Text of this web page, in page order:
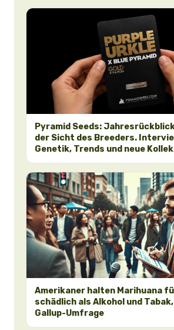
Pyramid Seeds:
der Sicht des Breeders.
Genetik, Trends und neue
Amerikaner halten Marihuana
schädlich als Alkohol und
Gallup-Umfrage